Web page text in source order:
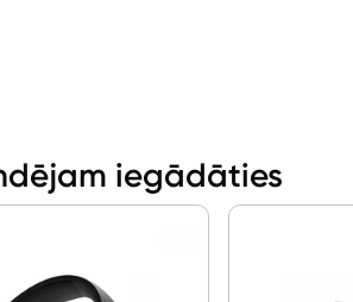
iegādāties